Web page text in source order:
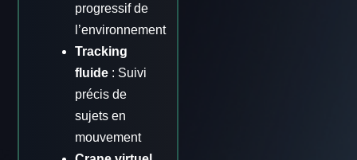
progressif de
l’environnement
Tracking
fluide : Suivi
précis de
sujets en
mouvement